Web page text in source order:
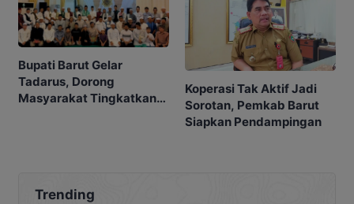
Bupati Barut Gelar
Tadarus, Dorong
Masyarakat Tingkatkan
Koperasi Tak Aktif Jadi
Sorotan, Pemkab Barut
Siapkan Pendampingan
Trending